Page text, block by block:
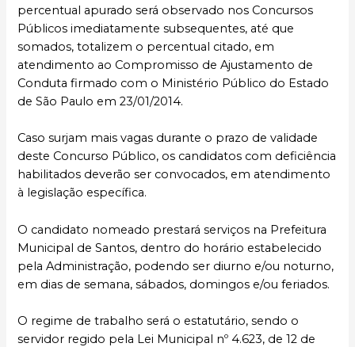
percentual apurado será observado nos Concursos
Públicos imediatamente subsequentes, até que
somados, totalizem o percentual citado, em
atendimento ao Compromisso de Ajustamento de
Conduta firmado com o Ministério Público do Estado
de São Paulo em 23/01/2014.
Caso surjam mais vagas durante o prazo de validade
deste Concurso Público, os candidatos com deficiência
habilitados deverão ser convocados, em atendimento
à legislação específica.
O candidato nomeado prestará serviços na Prefeitura
Municipal de Santos, dentro do horário estabelecido
pela Administração, podendo ser diurno e/ou noturno,
em dias de semana, sábados, domingos e/ou feriados.
O regime de trabalho será o estatutário, sendo o
servidor regido pela Lei Municipal nº 4.623, de 12 de